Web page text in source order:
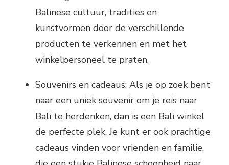
Balinese cultuur, tradities en
kunstvormen door de verschillende
producten te verkennen en met het
winkelpersoneel te praten.
Souvenirs en cadeaus: Als je op zoek bent
naar een uniek souvenir om je reis naar
Bali te herdenken, dan is een Bali winkel
de perfecte plek. Je kunt er ook prachtige
cadeaus vinden voor vrienden en familie,